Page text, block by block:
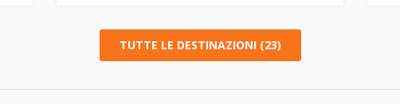
TUTTE LE DESTINAZIONI (23)